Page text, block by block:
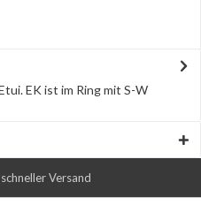
EK ist im Ring mit S-W
Versand